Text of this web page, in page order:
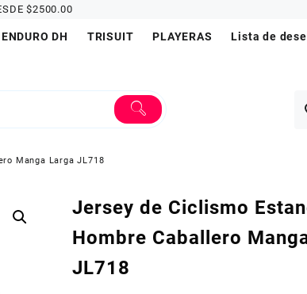
$2500.00
DH TRISUIT PLAYERAS Lista de
Manga Larga JL718
Jersey de Ciclismo
Hombre Caballero
JL718